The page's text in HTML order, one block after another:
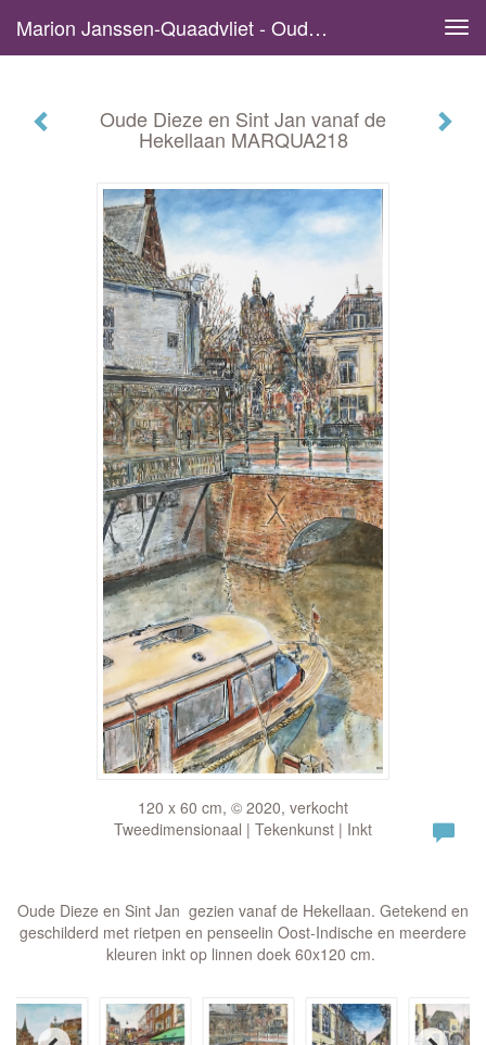
Marion Janssen-Quaadvliet - Oude Dieze En Sint Jan Vanaf De Hekellaan MARQUA218
Oude Dieze en Sint Jan vanaf de
Hekellaan MARQUA218
120 x 60 cm, © 2020, verkocht
Tweedimensionaal | Tekenkunst | Inkt
Oude Dieze en Sint Jan gezien vanaf de Hekellaan. Getekend en
geschilderd met rietpen en penseelin Oost-Indische en meerdere
kleuren inkt op linnen doek 60x120 cm.